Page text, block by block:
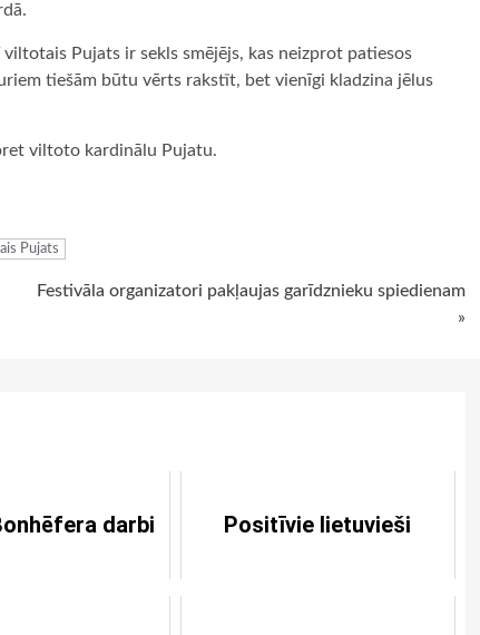
Pujats ir sekls smējējs, kas neizprot patiesos
tiešām būtu vērts rakstīt, bet vienīgi kladzina jēlus
viltoto kardinālu Pujatu.
Pujats
Festivāla organizatori pakļaujas garīdznieku spiedienam
»
darbi Positīvie lietuvieši